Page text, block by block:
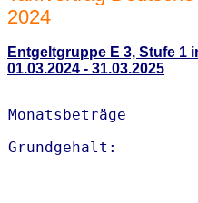
2024
Entgeltgruppe E 3, Stufe 1
01.03.2024 - 31.03.2025
Monatsbeträge